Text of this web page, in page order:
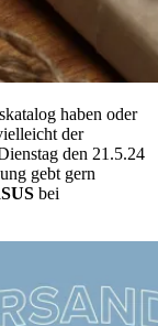
haben oder
der
den 21.5.24
gebt gern
bei